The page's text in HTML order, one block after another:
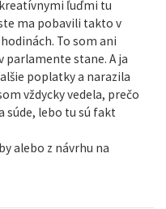
ľuďmi tu
ma pobavili takto v
To som ani
parlamente stane. A ja
poplatky a narazila
vždycky vedela, prečo
súde, lebo tu sú fakt
alebo z návrhu na